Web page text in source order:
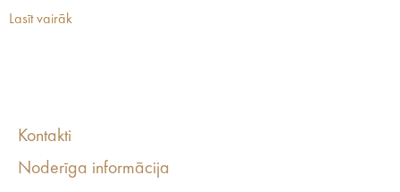
Lasīt vairāk
Kontakti
Noderīga informācija